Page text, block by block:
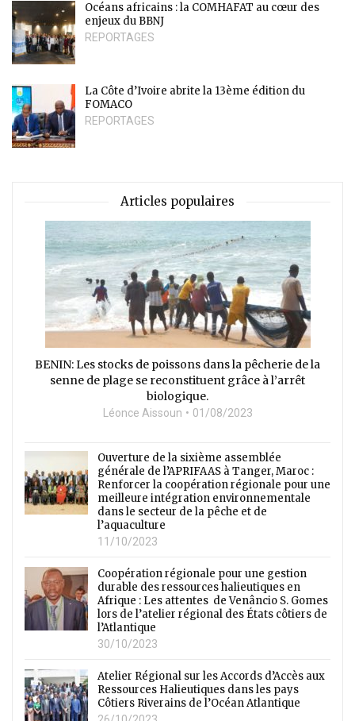
Océans africains : la COMHAFAT au cœur des
enjeux du BBNJ
REPORTAGES
La Côte d’Ivoire abrite la 13ème édition du
FOMACO
REPORTAGES
Articles populaires
BENIN: Les stocks de poissons dans la pêcherie de la
senne de plage se reconstituent grâce à l’arrêt
biologique.
Léonce Aissoun 01/08/2023
Ouverture de la sixième assemblée
générale de l’APRIFAAS à Tanger, Maroc :
Renforcer la coopération régionale pour une
meilleure intégration environnementale
dans le secteur de la pêche et de
l’aquaculture
11/10/2023
Coopération régionale pour une gestion
durable des ressources halieutiques en
Afrique : Les attentes de Venâncio S. Gomes
lors de l’atelier régional des États côtiers de
l’Atlantique
30/10/2023
Atelier Régional sur les Accords d’Accès aux
Ressources Halieutiques dans les pays
Côtiers Riverains de l’Océan Atlantique